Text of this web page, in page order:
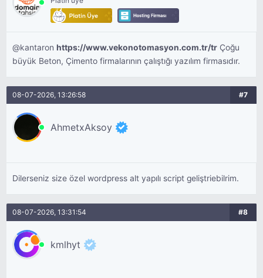
@kantaronhttps://www.vekonotomasyon.com.tr/tr Çoğu
büyük Beton, Çimento firmalarının çalıştığı yazılım firmasıdır.
08-07-2026, 13:26:58 #7
AhmetxAksoy
Dilerseniz size özel wordpress alt yapılı script geliştriebilrim.
08-07-2026, 13:31:54 #8
kmlhyt